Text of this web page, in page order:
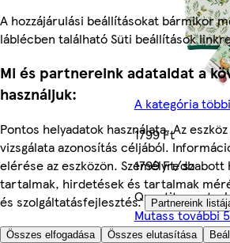
A hozzájárulási beállításokat bármikor
láblécben található Süti beállítások
Mi és partnereink adataidat a
használjuk:
Pontos helyadatok használata. Az
vizsgálata azonosítás céljából.
elérése az eszközön. Személyre
tartalmak, hirdetések és tartalmak
és szolgáltatásfejlesztés.
Partnereink
Összes elfogadása Összes elutasítása
A kategória
1799 Ft
1799 Ft/db
Quantity
Mutass további